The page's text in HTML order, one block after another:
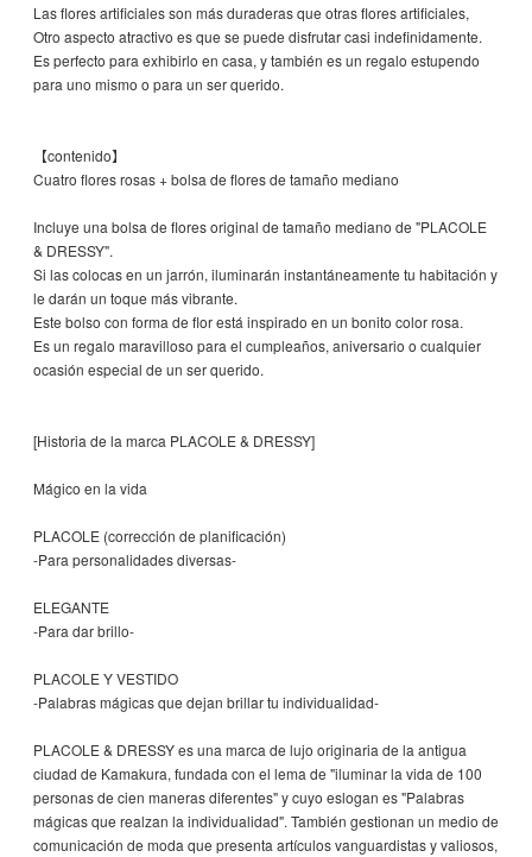
Las flores artificiales son más duraderas que otras flores artificiales,
Otro aspecto atractivo es que se puede disfrutar casi indefinidamente.
Es perfecto para exhibirlo en casa, y también es un regalo estupendo
para uno mismo o para un ser querido.
【contenido】
Cuatro flores rosas + bolsa de flores de tamaño mediano
Incluye una bolsa de flores original de tamaño mediano de "PLACOLE
& DRESSY".
Si las colocas en un jarrón, iluminarán instantáneamente tu habitación y
le darán un toque más vibrante.
Este bolso con forma de flor está inspirado en un bonito color rosa.
Es un regalo maravilloso para el cumpleaños, aniversario o cualquier
ocasión especial de un ser querido.
[Historia de la marca PLACOLE & DRESSY]
Mágico en la vida
PLACOLE (corrección de planificación)
-Para personalidades diversas-
ELEGANTE
-Para dar brillo-
PLACOLE Y VESTIDO
-Palabras mágicas que dejan brillar tu individualidad-
PLACOLE & DRESSY es una marca de lujo originaria de la antigua
ciudad de Kamakura, fundada con el lema de "iluminar la vida de 100
personas de cien maneras diferentes" y cuyo eslogan es "Palabras
mágicas que realzan la individualidad". También gestionan un medio de
comunicación de moda que presenta artículos vanguardistas y valiosos,